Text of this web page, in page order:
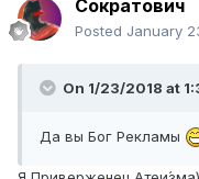
Сократович
Posted January
On 1/23/2018 at
Да вы Бог Рекламы